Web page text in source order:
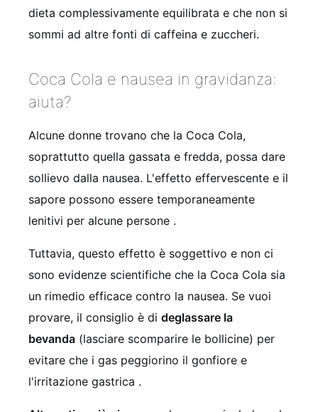
dieta complessivamente equilibrata e che non si
sommi ad altre fonti di caffeina e zuccheri.
Coca Cola e nausea in gravidanza:
aiuta?
Alcune donne trovano che la Coca Cola,
soprattutto quella gassata e fredda, possa dare
sollievo dalla nausea. L'effetto effervescente e il
sapore possono essere temporaneamente
lenitivi per alcune persone .
Tuttavia, questo effetto è soggettivo e non ci
sono evidenze scientifiche che la Coca Cola sia
un rimedio efficace contro la nausea. Se vuoi
provare, il consiglio è di deglassare la
bevanda (lasciare scomparire le bollicine) per
evitare che i gas peggiorino il gonfiore e
l'irritazione gastrica .